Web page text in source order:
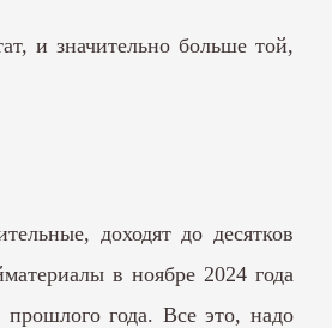
и значительно больше той,
доходят до десятков
в ноябре 2024 года
года. Все это, надо